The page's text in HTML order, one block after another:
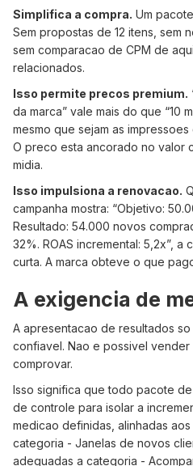
Simplifica a compra. Um
Sem propostas de 12 itens, sem
sem comparacao de CPM de
relacionados.
Isso permite precos premium.
da marca” vale mais do que “10
mesmo que sejam as
O preco esta ancorado no valor
midia.
Isso impulsiona a renovacao.
campanha mostra: “Objetivo:
Resultado: 54.000 novos
32%. ROAS incremental: 5,2x”,
curta. A marca obteve o que
A exigencia de
A apresentacao de resultados
confiavel. Nao e possivel
comprovar.
Isso significa que todo pacote
de controle para isolar a
medicao definidas, alinhadas
categoria - Janelas de novos
adequadas a categoria -